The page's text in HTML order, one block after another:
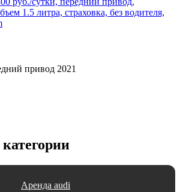
привод 2021
Аренда audi